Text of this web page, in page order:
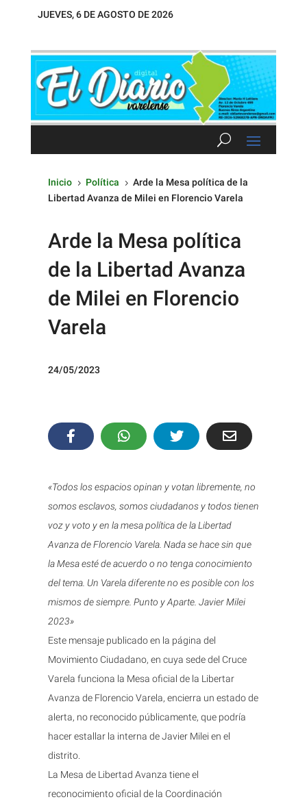
JUEVES, 6 DE AGOSTO DE 2026
Inicio 5 Política 5 Arde la Mesa política de la
Libertad Avanza de Milei en Florencio Varela
Arde la Mesa política
de la Libertad Avanza
de Milei en Florencio
Varela
24/05/2023
«Todos los espacios opinan y votan libremente, no
somos esclavos, somos ciudadanos y todos tienen
voz y voto y en la mesa política de la Libertad
Avanza de Florencio Varela. Nada se hace sin que
la Mesa esté de acuerdo o no tenga conocimiento
del tema. Un Varela diferente no es posible con los
mismos de siempre. Punto y Aparte. Javier Milei
2023»
Este mensaje publicado en la página del
Movimiento Ciudadano, en cuya sede del Cruce
Varela funciona la Mesa oficial de la Libertar
Avanza de Florencio Varela, encierra un estado de
alerta, no reconocido públicamente, que podría
hacer estallar la interna de Javier Milei en el
distrito.
La Mesa de Libertad Avanza tiene el
reconocimiento oficial de la Coordinación